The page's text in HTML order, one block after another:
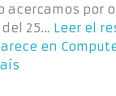
acercamos por
25… Leer el
en